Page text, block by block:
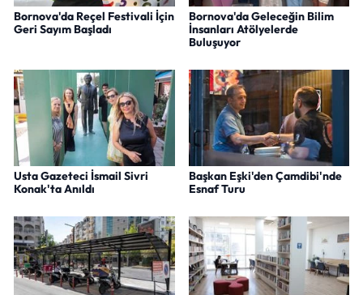
Bornova'da Reçel Festivali İçin
Geri Sayım Başladı
Bornova'da Geleceğin Bilim
İnsanları Atölyelerde
Buluşuyor
Usta Gazeteci İsmail Sivri
Konak'ta Anıldı
Başkan Eşki'den Çamdibi'nde
Esnaf Turu